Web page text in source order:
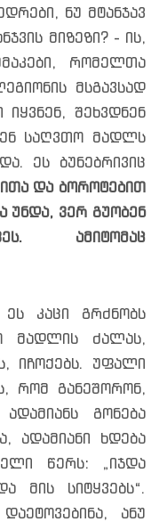
ნუ მტანჯავ
მიზეზი? - ის,
რომელთა
მსგავსად
შეხვდნენ
საღვთო მადლს
ეს ბუნებრივიც
და ბოროტებით
უნდა, ვერ გუობენ
ამიტომაც
ეს კაცი გრძნობს
მადლის ძალას,
იჩოქებს. უფალი
რომ განეშორონ,
გონება
ადამიანი ხდება
წერს: „იჯდა
მის სიტყვებს“.
ანუ